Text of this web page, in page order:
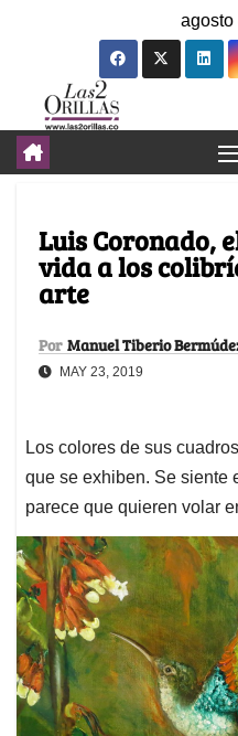
agosto
Luis Coronado,
vida a los
arte
Por Manuel Tiberio
MAY 23, 2019
Los colores de sus
que se exhiben. Se siente
parece que quieren volar